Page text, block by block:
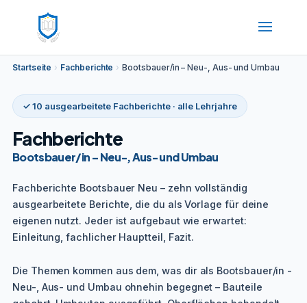
Startseite › Fachberichte › Bootsbauer/in – Neu-, Aus- und Umbau
✓ 10 ausgearbeitete Fachberichte · alle Lehrjahre
Fachberichte
Bootsbauer/in – Neu-, Aus- und Umbau
Fachberichte Bootsbauer Neu – zehn vollständig
ausgearbeitete Berichte, die du als Vorlage für deine
eigenen nutzt. Jeder ist aufgebaut wie erwartet:
Einleitung, fachlicher Hauptteil, Fazit.
Die Themen kommen aus dem, was dir als Bootsbauer/in -
Neu-, Aus- und Umbau ohnehin begegnet – Bauteile